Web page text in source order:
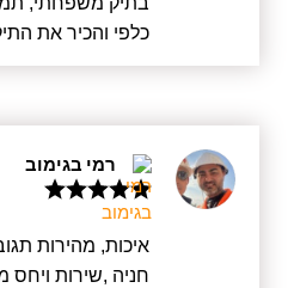
כלפי והכיר את
הקטנים ביותר.
ובאמת רצה לעזור
מיד בכל פרט חדש
בנוסף, הוא אדם
להילחם על זכויות
על עורכי דין
לא כך, הוא באמת
רמי בגימוב
איכות, מהירות
חניה ,שירות ויחס